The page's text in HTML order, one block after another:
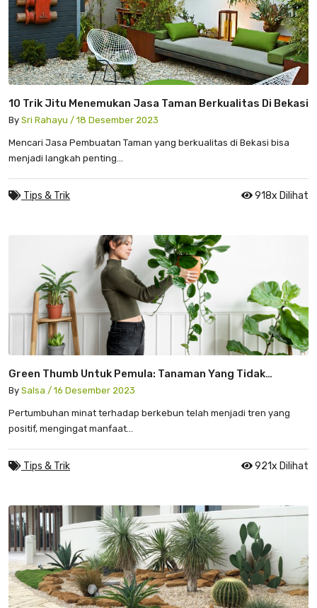
10 Trik Jitu Menemukan Jasa Taman Berkualitas Di Bekasi
By Sri Rahayu / 18 Desember 2023
Mencari Jasa Pembuatan Taman yang berkualitas di Bekasi bisa
menjadi langkah penting...
Tips & Trik 918x Dilihat
Green Thumb Untuk Pemula: Tanaman Yang Tidak
Menuntut Banyak Perhatian
By Salsa / 16 Desember 2023
Pertumbuhan minat terhadap berkebun telah menjadi tren yang
positif, mengingat manfaat...
Tips & Trik 921x Dilihat